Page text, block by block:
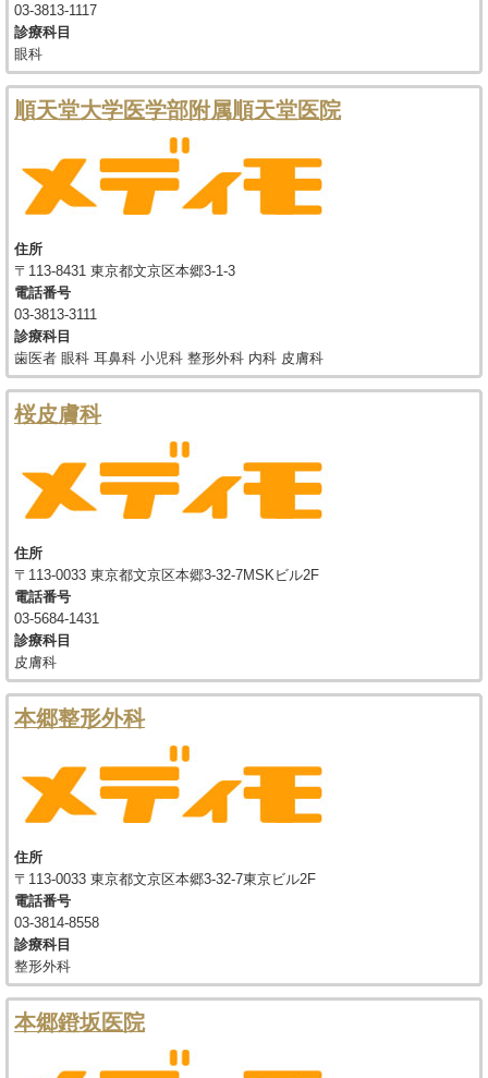
03-3813-1117
診療科目
眼科
順天堂大学医学部附属順天堂医院
住所
〒113-8431 東京都文京区本郷3-1-3
電話番号
03-3813-3111
診療科目
歯医者 眼科 耳鼻科 小児科 整形外科 内科 皮膚科
桜皮膚科
住所
〒113-0033 東京都文京区本郷3-32-7MSKビル2F
電話番号
03-5684-1431
診療科目
皮膚科
本郷整形外科
住所
〒113-0033 東京都文京区本郷3-32-7東京ビル2F
電話番号
03-3814-8558
診療科目
整形外科
本郷鐙坂医院